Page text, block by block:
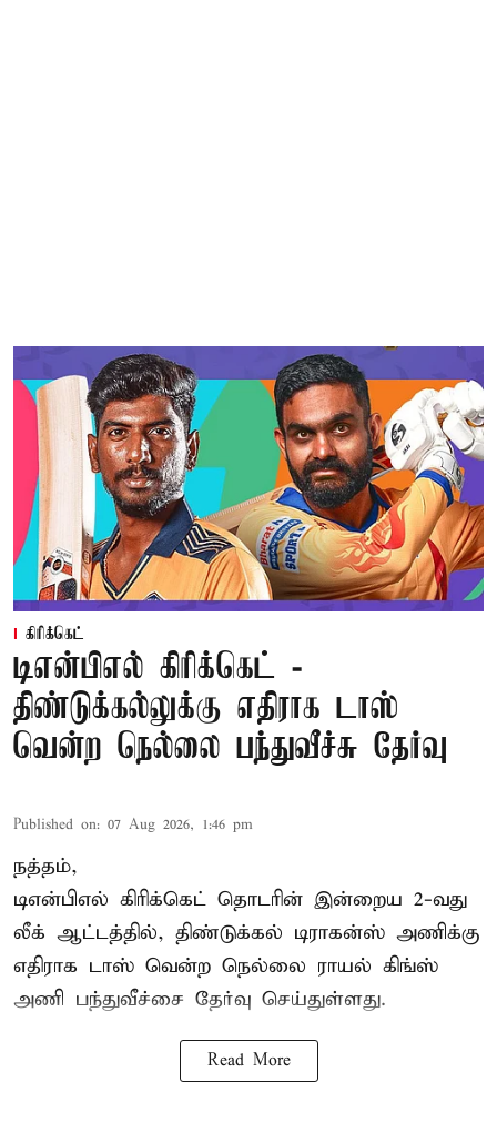
கிரிக்கெட்
டிஎன்பிஎல் கிரிக்கெட் -
திண்டுக்கல்லுக்கு எதிராக டாஸ்
வென்ற நெல்லை பந்துவீச்சு தேர்வு
Published on: 07 Aug 2026, 1:46 pm
நத்தம்,
டிஎன்பிஎல் கிரிக்கெட் தொடரின் இன்றைய 2-வது
லீக் ஆட்டத்தில், திண்டுக்கல் டிராகன்ஸ் அணிக்கு
எதிராக டாஸ் வென்ற நெல்லை ராயல் கிங்ஸ்
அணி பந்துவீச்சை தேர்வு செய்துள்ளது.
Read More